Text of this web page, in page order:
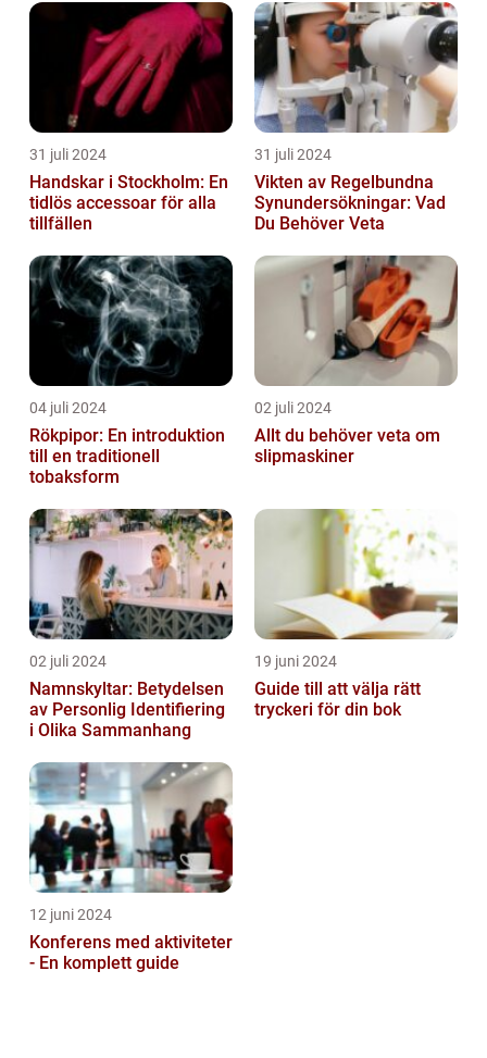
31 juli 2024
Handskar i Stockholm: En
tidlös accessoar för alla
tillfällen
31 juli 2024
Vikten av Regelbundna
Synundersökningar: Vad
Du Behöver Veta
04 juli 2024
Rökpipor: En introduktion
till en traditionell
tobaksform
02 juli 2024
Allt du behöver veta om
slipmaskiner
02 juli 2024
Namnskyltar: Betydelsen
av Personlig Identifiering
i Olika Sammanhang
19 juni 2024
Guide till att välja rätt
tryckeri för din bok
12 juni 2024
Konferens med aktiviteter
- En komplett guide